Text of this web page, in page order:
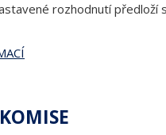
rozhodnutí předloží